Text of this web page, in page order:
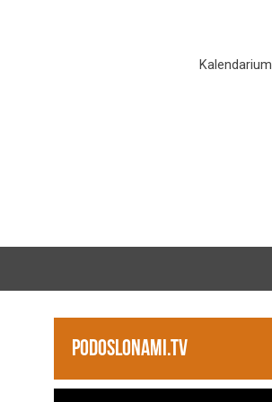
Kalendarium
PODOSLONAMI.TV